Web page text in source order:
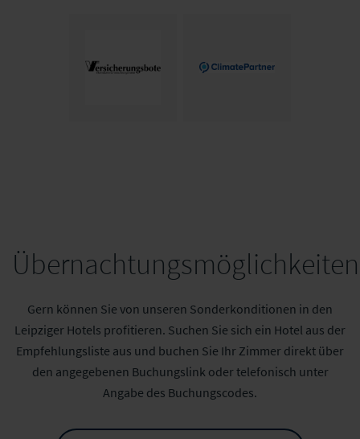
Übernachtungsmöglichkeiten
Gern können Sie von unseren Sonderkonditionen in den
Leipziger Hotels profitieren. Suchen Sie sich ein Hotel aus der
Empfehlungsliste aus und buchen Sie Ihr Zimmer direkt über
den angegebenen Buchungslink oder telefonisch unter
Angabe des Buchungscodes.